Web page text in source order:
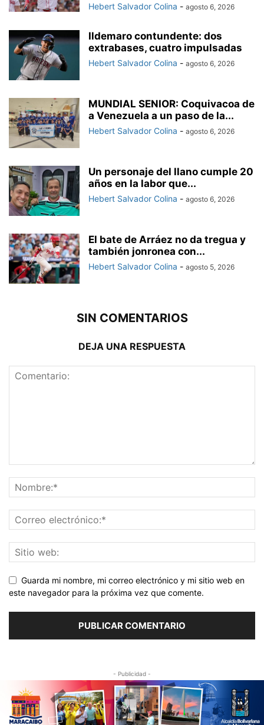
Hebert Salvador Colina - agosto 6, 2026
Ildemaro contundente: dos
extrabases, cuatro impulsadas
Hebert Salvador Colina - agosto 6, 2026
MUNDIAL SENIOR: Coquivacoa de
a Venezuela a un paso de la...
Hebert Salvador Colina - agosto 6, 2026
Un personaje del llano cumple 20
años en la labor que...
Hebert Salvador Colina - agosto 6, 2026
El bate de Arráez no da tregua y
también jonronea con...
Hebert Salvador Colina - agosto 5, 2026
SIN COMENTARIOS
DEJA UNA RESPUESTA
Guarda mi nombre, mi correo electrónico y mi sitio web en
este navegador para la próxima vez que comente.
- Publicidad -